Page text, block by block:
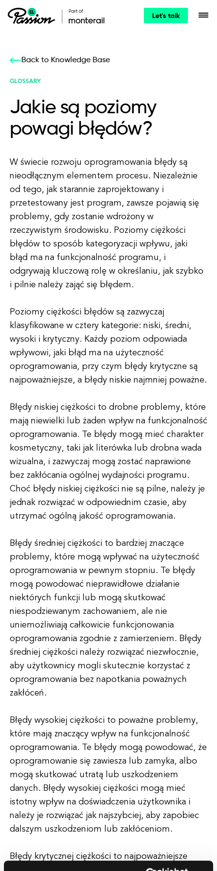
Let's talk
Back to Knowledge Base
GLOSSARY
Jakie są poziomy
powagi błędów?
W świecie rozwoju oprogramowania błędy są
nieodłącznym elementem procesu. Niezależnie
od tego, jak starannie zaprojektowany i
przetestowany jest program, zawsze pojawią się
problemy, gdy zostanie wdrożony w
rzeczywistym środowisku. Poziomy ciężkości
błędów to sposób kategoryzacji wpływu, jaki
błąd ma na funkcjonalność programu, i
odgrywają kluczową rolę w określaniu, jak szybko
i pilnie należy zająć się błędem.
Poziomy ciężkości błędów są zazwyczaj
klasyfikowane w cztery kategorie: niski, średni,
wysoki i krytyczny. Każdy poziom odpowiada
wpływowi, jaki błąd ma na użyteczność
oprogramowania, przy czym błędy krytyczne są
najpoważniejsze, a błędy niskie najmniej poważne.
Błędy niskiej ciężkości to drobne problemy, które
mają niewielki lub żaden wpływ na funkcjonalność
oprogramowania. Te błędy mogą mieć charakter
kosmetyczny, taki jak literówka lub drobna wada
wizualna, i zazwyczaj mogą zostać naprawione
bez zakłócania ogólnej wydajności programu.
Choć błędy niskiej ciężkości nie są pilne, należy je
jednak rozwiązać w odpowiednim czasie, aby
utrzymać ogólną jakość oprogramowania.
Błędy średniej ciężkości to bardziej znaczące
problemy, które mogą wpływać na użyteczność
oprogramowania w pewnym stopniu. Te błędy
mogą powodować nieprawidłowe działanie
niektórych funkcji lub mogą skutkować
niespodziewanym zachowaniem, ale nie
uniemożliwiają całkowicie funkcjonowania
oprogramowania zgodnie z zamierzeniem. Błędy
średniej ciężkości należy rozwiązać niezwłocznie,
aby użytkownicy mogli skutecznie korzystać z
oprogramowania bez napotkania poważnych
zakłóceń.
Błędy wysokiej ciężkości to poważne problemy,
które mają znaczący wpływ na funkcjonalność
oprogramowania. Te błędy mogą powodować, że
oprogramowanie się zawiesza lub zamyka, albo
mogą skutkować utratą lub uszkodzeniem
danych. Błędy wysokiej ciężkości mogą mieć
istotny wpływ na doświadczenia użytkownika i
należy je rozwiązać jak najszybciej, aby zapobiec
dalszym uszkodzeniom lub zakłóceniom.
Błędy krytycznej ciężkości to najpoważniejsze